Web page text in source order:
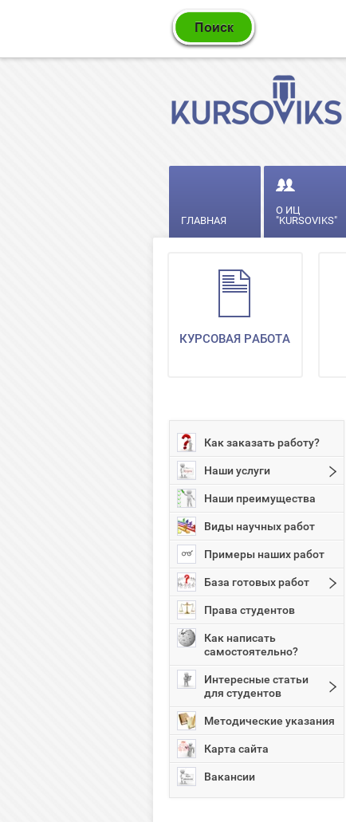
ГЛАВНАЯ
О ИЦ
"KURSOVIKS"
КУРСОВАЯ РАБОТА
Как заказать работу?
Наши услуги
Наши преимущества
Виды научных работ
Примеры наших работ
База готовых работ
Права студентов
Как написать
самостоятельно?
Интересные статьи
для студентов
Методические указания
Карта сайта
Вакансии